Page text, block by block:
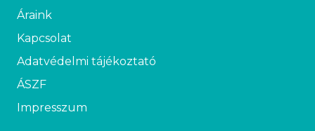
Áraink
Kapcsolat
Adatvédelmi tájékoztató
ÁSZF
Impresszum